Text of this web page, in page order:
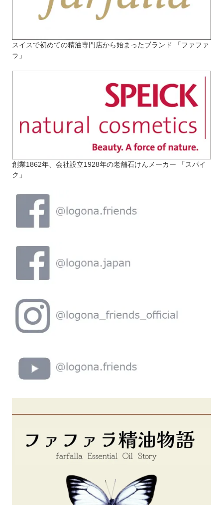
スイスで初めての精油専門店から始まったブランド 「ファファ
ラ」
創業1862年、会社設立1928年の老舗石けんメーカー 「スパイ
ク」